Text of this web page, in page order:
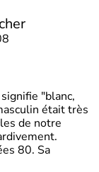
"blanc,
était très
de notre
80. Sa